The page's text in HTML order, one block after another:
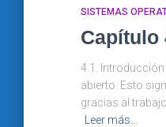
SISTEMAS
Capítulo
4.1.
abierto. Esto
gracias al
Leer más…